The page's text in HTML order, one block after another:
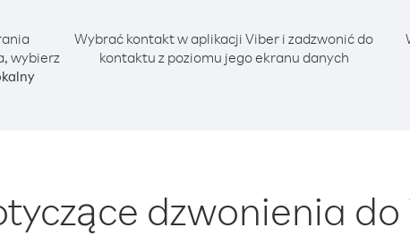
wybierz
Wybrać kontakt w aplikacji Viber i zadzwonić do
kontaktu z poziomu jego ekranu danych
dzwonienia do